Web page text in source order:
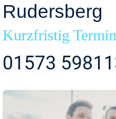
Rudersberg
Kurzfristig
01573